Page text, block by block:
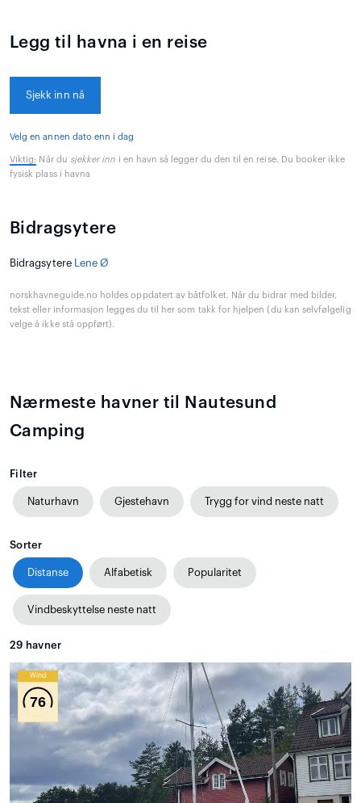
Legg til havna i en reise
Sjekk inn nå
Velg en annen dato enn i dag
Viktig: Når du sjekker inn i en havn så legger du den til en reise. Du booker ikke
fysisk plass i havna
Bidragsytere
Bidragsytere Lene Ø
norskhavneguide.no holdes oppdatert av båtfolket. Når du bidrar med bilder,
tekst eller informasjon legges du til her som takk for hjelpen (du kan selvfølgelig
velge å ikke stå oppført).
Nærmeste havner til Nautesund
Camping
Filter
Naturhavn Gjestehavn Trygg for vind neste natt
Sorter
Distanse Alfabetisk Popularitet
Vindbeskyttelse neste natt
29 havner
Wind
76